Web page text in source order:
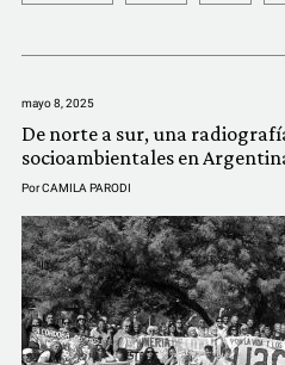
mayo 8, 2025
De norte a sur, una
socioambientales en
PorCAMILA PARODI